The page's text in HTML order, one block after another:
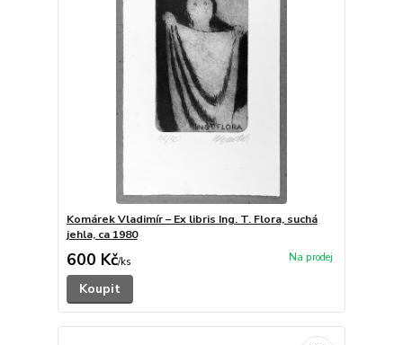
Komárek Vladimír – Ex libris Ing. T. Flora, suchá
jehla, ca 1980
600 Kč/ks
Koupit